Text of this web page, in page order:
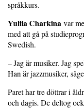
språkkurs.
Yuliia Charkina var
med att gå på
Swedish.
– Jag är musiker. Jag
Han är jazzmusiker,
Paret har tre döttrar i
och dagis. De deltog